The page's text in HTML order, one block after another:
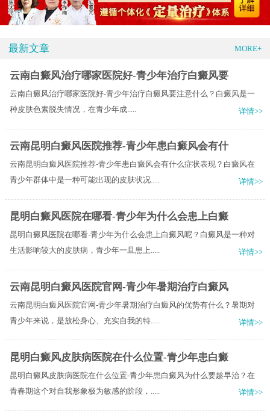
最新文章 MORE+
云南白癜风治疗哪家医院好-青少年治疗白癜风要
云南白癜风治疗哪家医院好-青少年治疗白癜风要注意什么？​白癜风是一
种皮肤色素脱失情况，在青少年成.....
详情>>
云南昆明白癜风医院推荐-青少年患白癜风会有什
云南昆明白癜风医院推荐-青少年患白癜风会有什么症状表现？白癜风在
青少年群体中是一种可能出现的皮肤状况.....
详情>>
昆明白癜风医院在哪看-青少年为什么会患上白癜
昆明白癜风医院在哪看-青少年为什么会患上白癜风呢？白癜风是一种对
生活影响较大的皮肤病，青少年一旦患上.....
详情>>
云南昆明白癜风医院官网-青少年暑期治疗白癜风
云南昆明白癜风医院官网-青少年暑期治疗白癜风的优势有什么？暑期对
青少年来说，是放松身心、充实自我的特.....
详情>>
昆明白癜风皮肤病医院在什么位置-青少年患白癜
昆明白癜风皮肤病医院在什么位置-青少年患白癜风为什么要趁早治？在
青春期这个对自我形象极为敏感的阶段，.....
详情>>